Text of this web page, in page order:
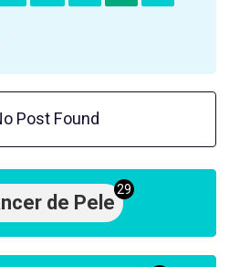
Post Found
de Pele
29